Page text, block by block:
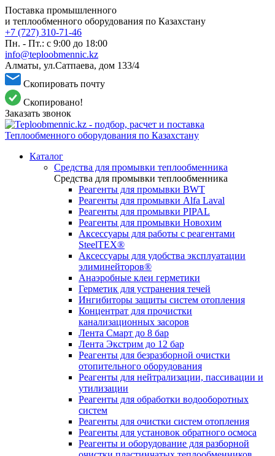
Поставка промышленного
и теплообменного оборудования по Казахстану
+7 (727) 310-71-46
Пн. - Пт.: с 9:00 до 18:00
info@teploobmennic.kz
Алматы, ул.Сатпаева, дом 133/4
Скопировать почту
Скопировано!
Заказать звонок
Каталог
Средства для промывки теплообменника
Средства для промывки теплообменника
Реагенты для промывки BWT
Реагенты для промывки Alfa Laval
Реагенты для промывки PIPAL
Реагенты для промывки Новохим
Аксессуары для работы с реагентами
SteelTEX®
Аксессуары для удобства эксплуатации
элиминейторов®
Анаэробные клеи герметики
Герметик для устранения течей
Ингибиторы защиты систем отопления
Концентрат для прочистки
канализационных засоров
Лента Смарт до 8 бар
Лента Экстрим до 12 бар
Реагенты для безразборной очистки
отопительного оборудования
Реагенты для нейтрализации, пассивации и
утилизации
Реагенты для обработки водооборотных
систем
Реагенты для очистки систем отопления
Реагенты для установок обратного осмоса
Реагенты и оборудование для разборной